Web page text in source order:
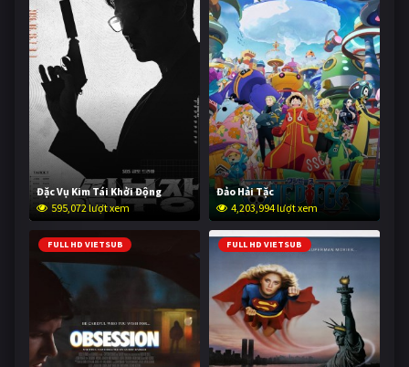
Đặc Vụ Kim Tái Khởi Động
595,072 lượt xem
Đảo Hải Tặc
4,203,994 lượt xem
FULL HD VIETSUB FULL HD VIETSUB